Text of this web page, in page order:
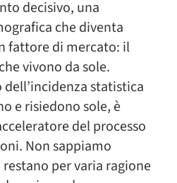
decisivo, una
che diventa
fattore di mercato: il
vivono da sole.
statistica
e risiedono sole, è
del processo
Non sappiamo
per varia ragione